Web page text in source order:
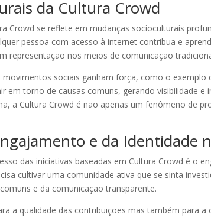
da Cultura Crowd
Crowd se reflete em mudanças socioculturais
pessoa com acesso à internet contribua e
representação nos meios de comunicação
sociais ganham força, como o
em torno de causas comuns, gerando visibilidade
a Cultura Crowd é não apenas um fenômeno de
e da Identidade
das iniciativas baseadas em Cultura Crowd é o
cultivar uma comunidade ativa que se sinta
e da comunicação transparente.
a qualidade das contribuições mas também para